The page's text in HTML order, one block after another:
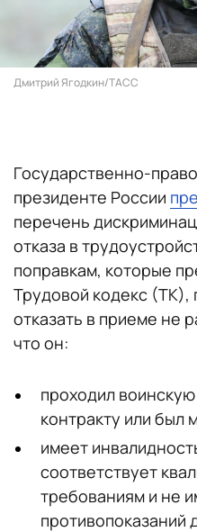
Дмитрий Ягодкин/ТАСС
Государственно-
президенте России
перечень
отказа в
поправкам, которые
Трудовой кодекс (ТК),
отказать в приеме не
что он:
проходил
контракту или был
имеет
соответствует
требованиям и не
противопоказаний